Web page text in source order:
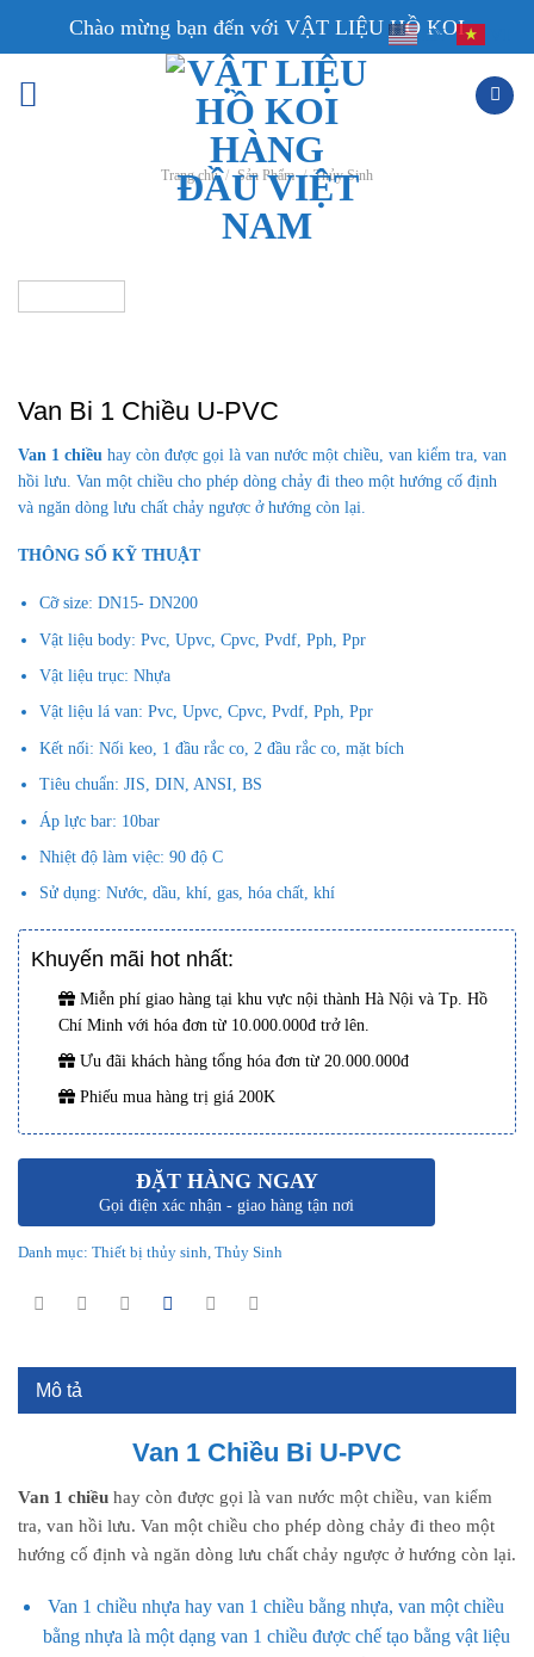
Chào mừng bạn đến với VẬT LIỆU HỒ KOI
Trang chủ / Sản Phẩm / Thủy Sinh
Van Bi 1 Chiều U-PVC
Van 1 chiều hay còn được gọi là van nước một chiều, van kiểm tra, van
hồi lưu. Van một chiều cho phép dòng chảy đi theo một hướng cố định
và ngăn dòng lưu chất chảy ngược ở hướng còn lại.
THÔNG SỐ KỸ THUẬT
Cỡ size: DN15- DN200
Vật liệu body: Pvc, Upvc, Cpvc, Pvdf, Pph, Ppr
Vật liệu trục: Nhựa
Vật liệu lá van: Pvc, Upvc, Cpvc, Pvdf, Pph, Ppr
Kết nối: Nối keo, 1 đầu rắc co, 2 đầu rắc co, mặt bích
Tiêu chuẩn: JIS, DIN, ANSI, BS
Áp lực bar: 10bar
Nhiệt độ làm việc: 90 độ C
Sử dụng: Nước, dầu, khí, gas, hóa chất, khí
Khuyến mãi hot nhất:
Miễn phí giao hàng tại khu vực nội thành Hà Nội và Tp. Hồ
Chí Minh với hóa đơn từ 10.000.000đ trở lên.
Ưu đãi khách hàng tổng hóa đơn từ 20.000.000đ
Phiếu mua hàng trị giá 200K
ĐẶT HÀNG NGAY
Gọi điện xác nhận - giao hàng tận nơi
Danh mục: Thiết bị thủy sinh Thủy Sinh
Mô tả
Van 1 Chiều Bi U-PVC
Van 1 chiều hay còn được gọi là van nước một chiều, van kiểm
tra, van hồi lưu. Van một chiều cho phép dòng chảy đi theo một
hướng cố định và ngăn dòng lưu chất chảy ngược ở hướng còn lại.
Van 1 chiều nhựa hay van 1 chiều bằng nhựa, van một chiều
bằng nhựa là một dạng van 1 chiều được chế tạo bằng vật liệu
EN